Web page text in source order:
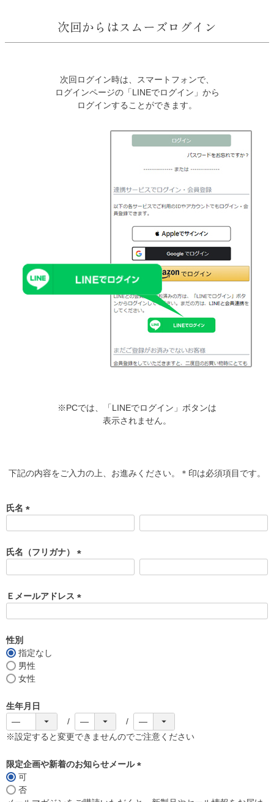
次回からはスムーズログイン
次回ログイン時は、スマートフォンで、
ログインページの「LINEでログイン」から
ログインすることができます。
※PCでは、「LINEでログイン」ボタンは
表示されません。
下記の内容をご入力の上、お進みください。＊印は必須項目です。
氏名
須
)
氏名（フリガナ）
須
)
Ｅメールアドレス
性別
指定なし
男性
女性
生年月日
※設定すると変更できませんのでご注意ください
限定企画や新着のお知らせメール
可
否